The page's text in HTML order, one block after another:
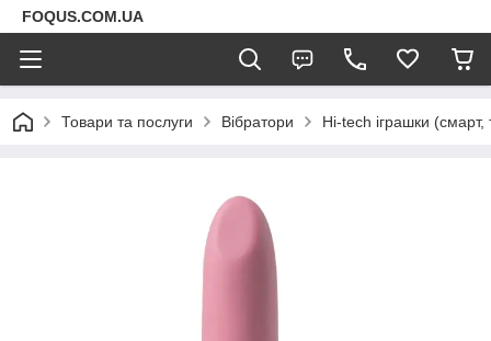
FOQUS.COM.UA
Товари та послуги Вібратори Hi-tech іграшки